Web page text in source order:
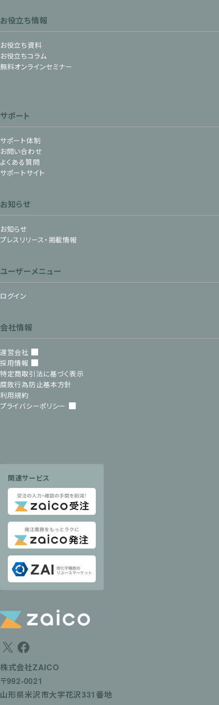
お役立ち情報
お役立ち資料
お役立ちコラム
無料オンラインセミナー
サポート
サポート体制
お問い合わせ
よくある質問
サポートサイト
お知らせ
お知らせ
プレスリリース・掲載情報
ユーザーメニュー
ログイン
会社情報
運営会社
採用情報
特定商取引法に基づく表示
腐敗行為防止基本方針
利用規約
プライバシーポリシー
関連サービス
株式会社ZAICO
〒992-0021
山形県米沢市大字花沢331番地